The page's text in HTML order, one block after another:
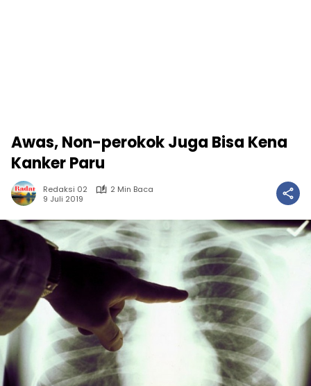
Awas, Non-perokok Juga Bisa Kena
Kanker Paru
Redaksi 02
2 Min Baca
9 Juli 2019